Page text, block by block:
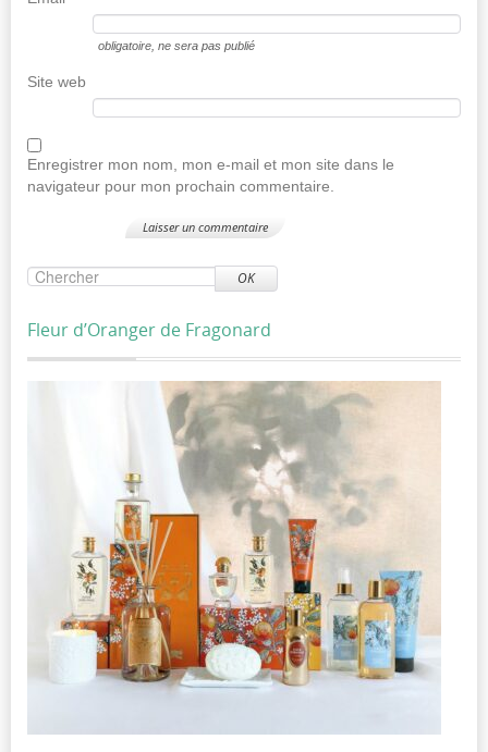
obligatoire , ne sera pas publié
Site web
Enregistrer mon nom, mon e-mail et mon site dans le
navigateur pour mon prochain commentaire.
OK
Fleur d’Oranger de Fragonard